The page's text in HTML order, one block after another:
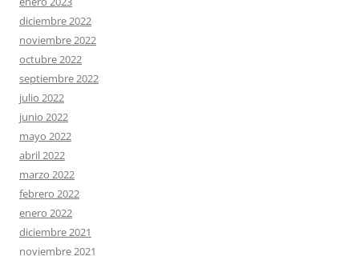
diciembre 2022
noviembre 2022
octubre 2022
septiembre 2022
julio 2022
junio 2022
mayo 2022
abril 2022
marzo 2022
febrero 2022
enero 2022
diciembre 2021
noviembre 2021